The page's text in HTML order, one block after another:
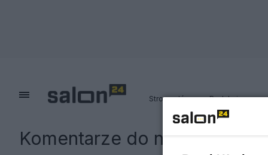
Strona główna Redakcja
Komentarze do notki: Złoto